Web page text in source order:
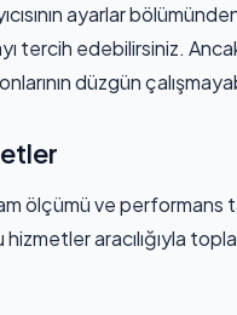
ayarlar
tercih edebilirsiniz.
düzgün
ölçümü ve performans
hizmetler aracılığıyla